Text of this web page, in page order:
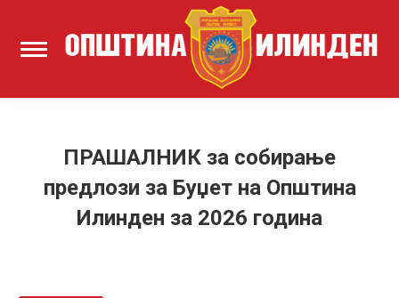
ПРАШАЛНИК за собирање
предлози за Буџет на Општина
Илинден за 2026 година